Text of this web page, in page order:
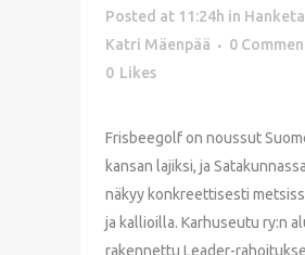
Posted at 11:24h in
Katri Mäenpää
0
0 Likes
Frisbeegolf on noussut
kansan lajiksi, ja
näkyy konkreettisesti
ja kallioilla. Karhuseutu ry:n
rakennettu Leader-